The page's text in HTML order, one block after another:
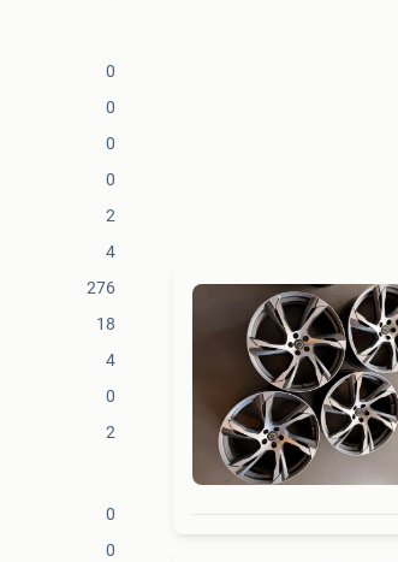
0
0
0
0
2
4
276
18
4
0
2
0
0